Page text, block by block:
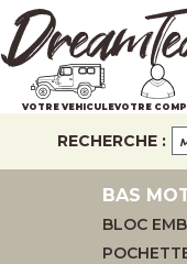
VOTRE VEHICULEVOTRE
RECHERCHE :
BAS
BLOC